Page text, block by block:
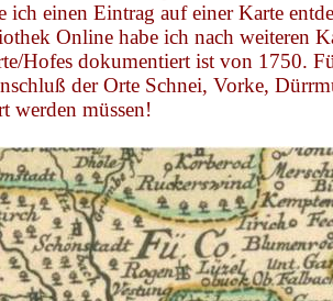
ich einen Eintrag auf einer Karte
Online habe ich nach weiteren
Hofes dokumentiert ist von 1750.
der Orte Schnei, Vorke,
werden müssen!